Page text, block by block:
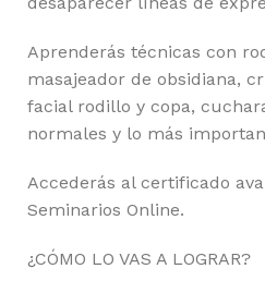
Aprenderás técnicas con
masajeador de obsidiana,
facial rodillo y copa,
normales y lo más
Accederás al certificado
Seminarios Online.
¿CÓMO LO VAS A LOGRAR?